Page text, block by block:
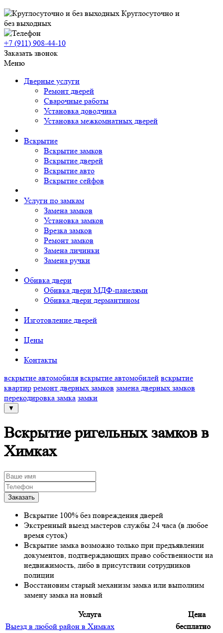
Круглосуточно и
без выходных
+7 (911) 908-44-10
Заказать звонок
Меню
Дверные услуги
Ремонт дверей
Сварочные работы
Установка доводчика
Установка межкомнатных дверей
Вскрытие
Вскрытие замков
Вскрытие дверей
Вскрытие авто
Вскрытие сейфов
Услуги по замкам
Замена замков
Установка замков
Врезка замков
Ремонт замков
Замена личинки
Замена ручки
Обивка двери
Обивка двери МДФ-панелями
Обивка двери дермантином
Изготовление дверей
Цены
Контакты
вскрытие автомобиля вскрытие автомобилей вскрытие
квартир ремонт дверных замков замена дверных замков
перекодировка замка замки
▼
Вскрытие ригельных замков в
Химках
Вскрытие 100% без повреждения дверей
Экстренный выезд мастеров службы 24 часа (в любое
время суток)
Вскрытие замка возможно только при предъявлении
документов, подтверждающих право собственности на
недвижимость, либо в присутствии сотрудников
полиции
Восстановим старый механизм замка или выполним
замену замка на новый
Услуга
Цена
Выезд в любой район в Химках
бесплатно